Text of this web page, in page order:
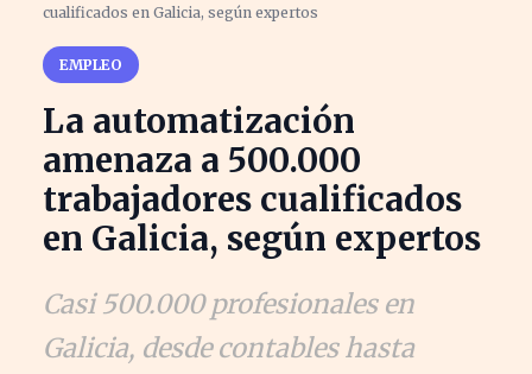
cualificados en Galicia, según expertos
EMPLEO
La automatización
amenaza a 500.000
trabajadores cualificados
en Galicia, según expertos
Casi 500.000 profesionales en
Galicia, desde contables hasta